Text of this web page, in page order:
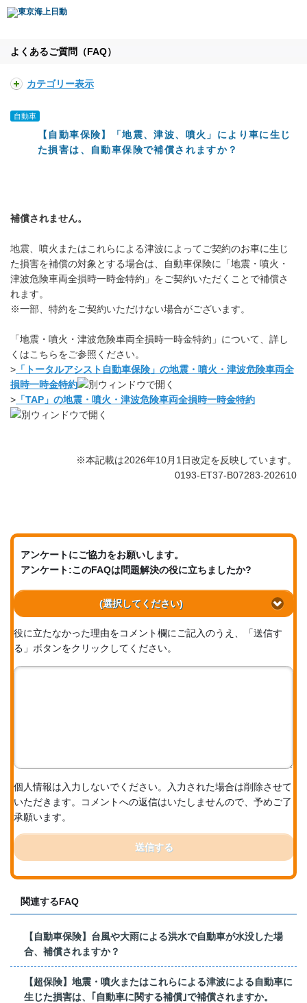
よくあるご質問（FAQ）
カテゴリー表示
自動車
【自動車保険】「地震、津波、噴火」により車に生じ
た損害は、自動車保険で補償されますか？
補償されません。
地震、噴火またはこれらによる津波によってご契約のお車に生じ
た損害を補償の対象とする場合は、自動車保険に「地震・噴火・
津波危険車両全損時一時金特約」をご契約いただくことで補償さ
れます。
※一部、特約をご契約いただけない場合がございます。
「地震・噴火・津波危険車両全損時一時金特約」について、詳し
くはこちらをご参照ください。
> 「トータルアシスト自動車保険」の地震・噴火・津波危険車両全
損時一時金特約
> 「TAP」の地震・噴火・津波危険車両全損時一時金特約
※本記載は2026年10月1日改定を反映しています。
0193-ET37-B07283-202610
アンケートにご協力をお願いします。
アンケート:このFAQは問題解決の役に立ちましたか?
(選択してください)
役に立たなかった理由をコメント欄にご記入のうえ、「送信す
る」ボタンをクリックしてください。
個人情報は入力しないでください。入力された場合は削除させて
いただきます。コメントへの返信はいたしませんので、予めご了
承願います。
送信する
関連するFAQ
【自動車保険】台風や大雨による洪水で自動車が水没した場
合、補償されますか？
【超保険】地震・噴火またはこれらによる津波による自動車に
生じた損害は、｢自動車に関する補償｣で補償されますか。